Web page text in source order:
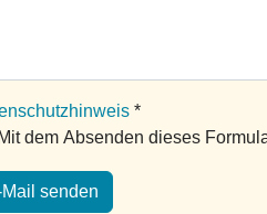
*
Mit dem Absenden dieses
Mail senden